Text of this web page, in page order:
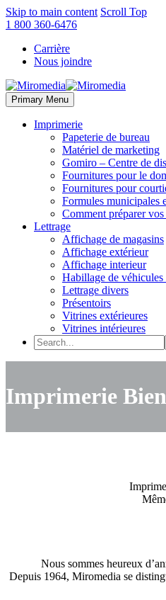
Skip to main content Scroll Top
1 800 360-6476
Carrière
Nous joindre
Primary Menu
Imprimerie
Papeterie de bureau
Matériel de marketing
Gomiro – Centre de
Fournitures pour le
Fournitures pour
Formules municipales
Comment préparer
Lettrage
Affichage de magasins
Affichage extérieur
Affichage interieur
Habillage de véhicules
Lettrage divers
Présentoirs
Vitrines extérieures
Vitrines intérieures
Imprimerie
Nous sommes heureux
Depuis 1964, Miromedia se